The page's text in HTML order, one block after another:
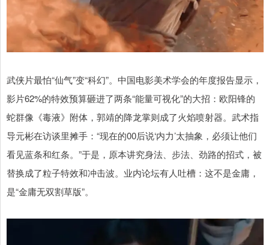
武侠片最怕“仙气”变“科幻”。中国电影美术学会的年度报告显示，
影片62%的特效预算砸进了两条“能量可视化”的大招：欧阳锋的
蛇群像《毒液》附体，郭靖的降龙掌则成了火焰喷射器。武术指
导元彬在访谈里摊手：“现在的00后说‘内力’太抽象，必须让他们
看见蓝条和红条。”于是，原本讲究身法、步法、劲路的招式，被
替换成了粒子特效和冲击波。业内论坛有人吐槽：这不是金庸，
是“金庸无双割草版”。